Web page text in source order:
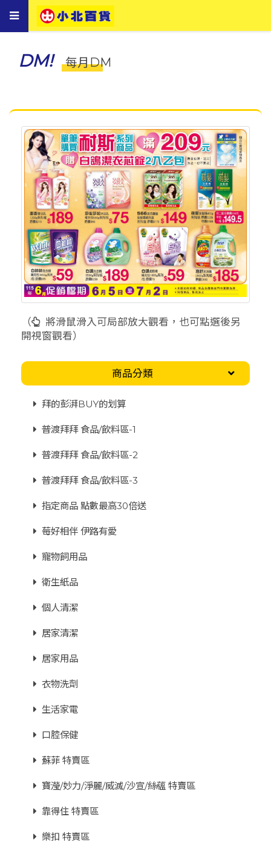
Toggle
navigation
DM! 每月DM
（
將滑鼠滑入可局部放大觀看，也可點選後另
開視窗觀看）
商品分類
拜的彭湃BUY的划算
普渡拜拜 食品/飲料區-1
普渡拜拜 食品/飲料區-2
普渡拜拜 食品/飲料區-3
指定商品 點數最高30倍送
莓好相伴 伊路有愛
寵物飼用品
衛生紙品
個人清潔
居家清潔
居家用品
衣物洗劑
生活家電
口腔保健
蘇菲 特賣區
寶瀅/妙力/淨麗/威滅/沙宣/絲蘊 特賣區
靠得住 特賣區
樂扣 特賣區